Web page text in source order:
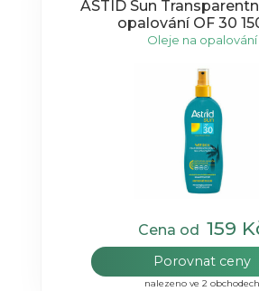
ASTID Sun
opalování OF 30
Oleje na opalování
Cena od 159
Porovnat ceny
nalezeno ve 2 obchodech